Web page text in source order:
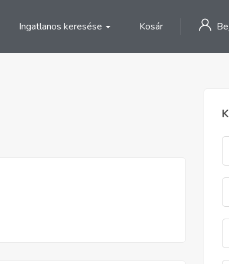
Ingatlanos keresése Kosár